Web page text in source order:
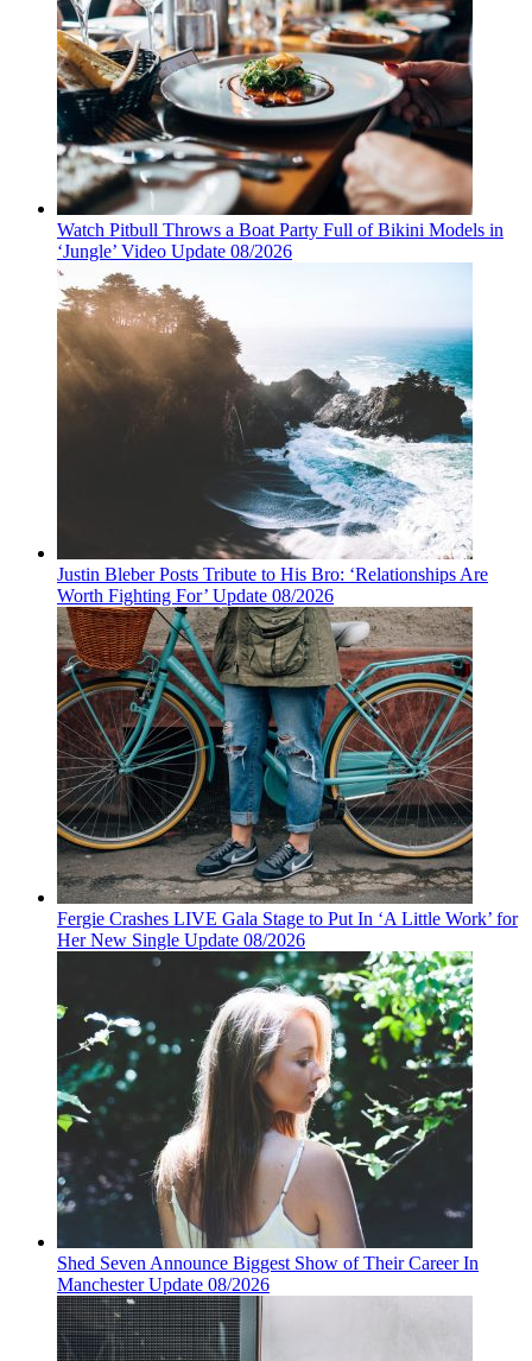
Watch Pitbull Throws a Boat Party Full of Bikini Models in
‘Jungle’ Video Update 08/2026
Justin Bleber Posts Tribute to His Bro: ‘Relationships Are
Worth Fighting For’ Update 08/2026
Fergie Crashes LIVE Gala Stage to Put In ‘A Little Work’ for
Her New Single Update 08/2026
Shed Seven Announce Biggest Show of Their Career In
Manchester Update 08/2026